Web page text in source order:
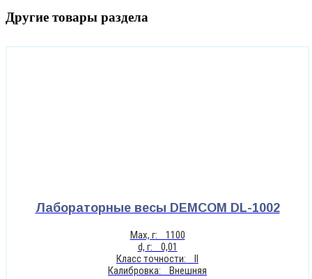
Другие товары раздела
Лабораторные весы DEMCOM DL-1002
Max, г: 1100
d, г: 0,01
Класс точности: II
Калибровка: Внешняя